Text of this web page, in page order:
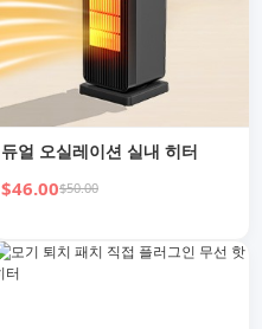
듀얼 오실레이션 실내 히터
$46.00$50.00